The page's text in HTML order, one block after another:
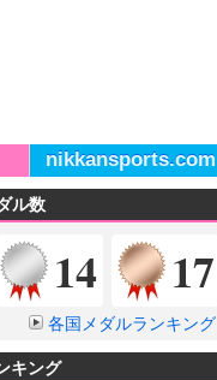
nikkansports.com
ル数
メダル 銀メダル
14 17
各国メダルランキング
キング